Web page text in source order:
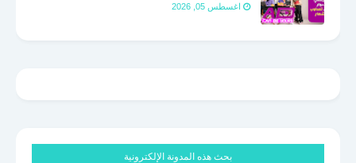
اغسطس 05, 2026
بحث هذه المدونة الإلكترونية